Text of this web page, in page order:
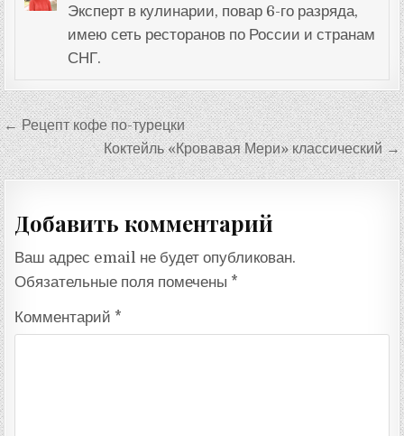
Эксперт в кулинарии, повар 6-го разряда,
имею сеть ресторанов по России и странам
СНГ.
Навигация
по
записям
← Рецепт кофе по-турецки
Коктейль «Кровавая Мери» классический →
Добавить комментарий
Ваш адрес email не будет опубликован.
Обязательные поля помечены *
Комментарий *